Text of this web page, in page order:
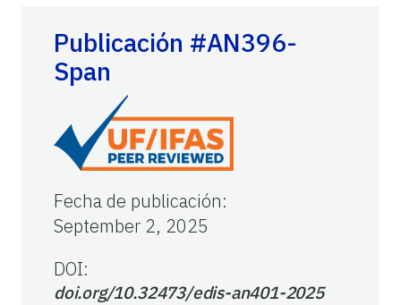
Publicación #AN396-
Span
Fecha de publicación:
September 2, 2025
DOI:
doi.org/10.32473/edis-an401-2025